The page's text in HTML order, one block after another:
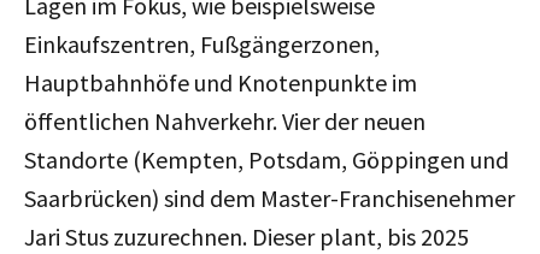
Einkaufszentren, Fußgängerzonen,
Hauptbahnhöfe und Knotenpunkte im
öffentlichen Nahverkehr. Vier der neuen
Standorte (Kempten, Potsdam, Göppingen und
Saarbrücken) sind dem Master-Franchisenehmer
Jari Stus zuzurechnen. Dieser plant, bis 2025